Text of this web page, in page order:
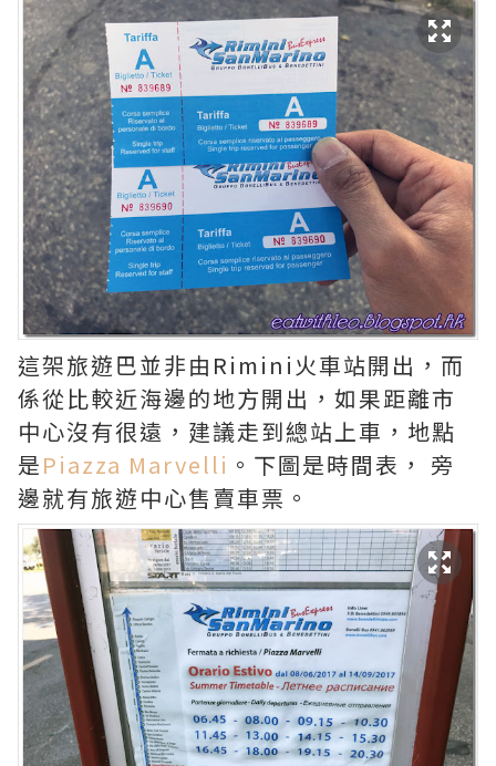
這架旅遊巴並非由Rimini火車站開出，而
係從比較近海邊的地方開出，如果距離市
中心沒有很遠，建議走到總站上車，地點
是Piazza Marvelli 。下圖是時間表， 旁
邊就有旅遊中心售賣車票。